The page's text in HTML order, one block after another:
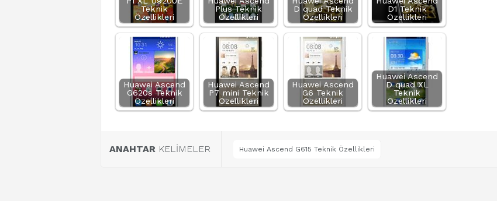
Teknik
Özellikleri
Plus Teknik
Özellikleri
D quad Teknik
Özellikleri
D1 Teknik
Özellikleri
Huawei Ascend
G620s Teknik
Özellikleri
Huawei Ascend
P7 mini Teknik
Özellikleri
Huawei Ascend
G6 Teknik
Özellikleri
Huawei Ascend
D quad XL
Teknik
Özellikleri
ANAHTAR KELİMELER Huawei Ascend G615 Teknik Özellikleri
Google Pixel 10 Pro Teknik
Özellikleri
1280 x 2856 piksel, 120 Hz LTPO